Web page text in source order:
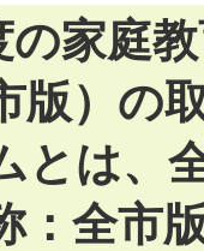
の家庭
版）の
とは、
：全市